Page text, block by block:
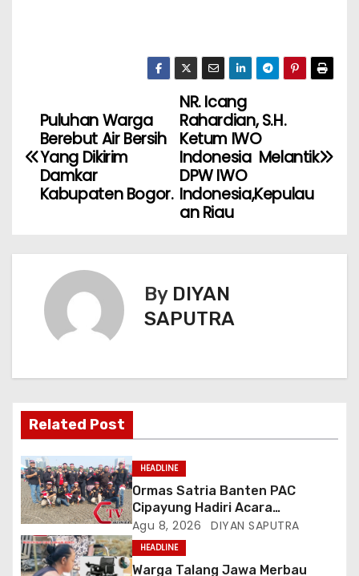
NR. Icang
Rahardian, S.H.
Ketum IWO
Indonesia Melantik
DPW IWO
Indonesia,Kepulau
an Riau
Puluhan Warga
Berebut Air Bersih
Yang Dikirim
Damkar
Kabupaten Bogor.
By DIYAN
SAPUTRA
Related Post
HEADLINE
Ormas Satria Banten PAC
Cipayung Hadiri Acara
Menjelang HUT Ke-81
Kemerdekaan RI Di Silang Monas
Agu 8, 2026 DIYAN SAPUTRA
HEADLINE
Warga Talang Jawa Merbau